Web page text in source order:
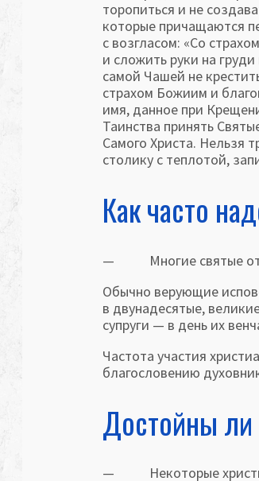
торопиться и не
которые причащаются
с возгласом: «Со
и сложить руки на
самой Чашей не
страхом Божиим и
имя, данное при
Таинства принять
Са­мого Христа. Нельзя
столику с теплотой,
Как часто
— Многие святые
Обычно верующие
в двунадесятые,
супруги — в день их
Частота участия
благословению
Достойны ли
— Некоторые